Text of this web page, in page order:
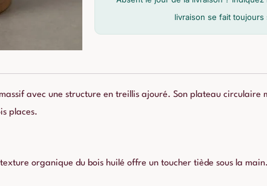
livraison se fait
avec une structure en treillis ajouré. Son plateau
places.
organique du bois huilé offre un toucher tiède sous la